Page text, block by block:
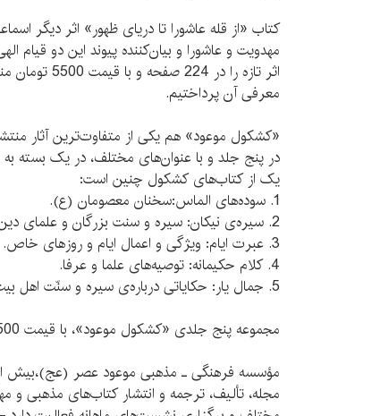
کتاب «از قله‌ عاشورا تا دریای ظهور» اثر دیگر
مهدویت و عاشورا و بیان‌کننده‌ پیوند این دو
اثر تازه را در
معرفی آن پرداختیم.
«کشکول موعود» هم یکی از متفاوت‌‌ترین آثار
در پنج جلد و با عنوان‌های مختلف، در یک بسته
یک از کتاب‌های کشکول چنين است:
1. سوده‌های الماس:سخنان معصومان (ع).
2. سیره‌ی نیکان: سیره و سنت بزرگان و علمای دین.
3. عبرت ایام: ویژگی و اعمال ایام و روزهای خاص.
4. کلام حکیمانه: توصیه‌های علما و عرفا.
5. جمال یار: حکایاتی درباره‌ی سیره و سنّت اهل بیت (ع).
مجموعه‌ پنج جلدی «کشکول موعود»، با قیمت 22500 تومان به فروش می‌رسد.
مؤسسه‌ فرهنگی ـ مذهبی موعود عصر (عج)،‌بیش
مجله، تألیف، ترجمه و انتشار کتاب‌های مذهبی و